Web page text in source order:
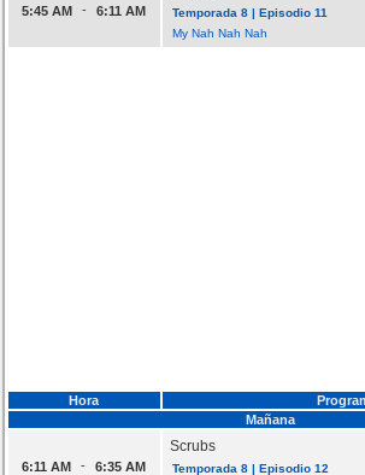
5:45 AM - 6:11 AM
Temporada 8 | Episodio 11
My Nah Nah Nah
Hora
Mañana
6:11 AM - 6:35 AM
Scrubs
Temporada 8 | Episodio 12